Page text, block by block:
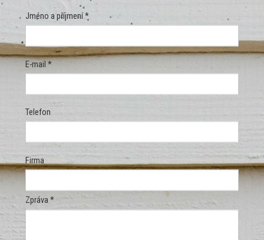
Jméno a příjmení *
E-mail *
Telefon
Firma
Zpráva *